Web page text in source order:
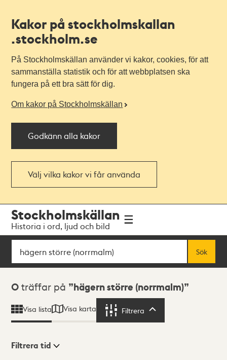
Kakor på stockholmskallan
.stockholm.se
På Stockholmskällan använder vi kakor, cookies, för att
sammanställa statistik och för att webbplatsen ska
fungera på ett bra sätt för dig.
Om kakor på Stockholmskällan
Godkänn alla kakor
Välj vilka kakor vi får använda
navigationen
huvudinnehållet
Stockholmskällan
Historia i ord, ljud och bild
Sök
Sök
Sökresultat
0 träffar på hägern större (norrmalm)
Visa lista Visa karta Filtrera
Filtrera tid